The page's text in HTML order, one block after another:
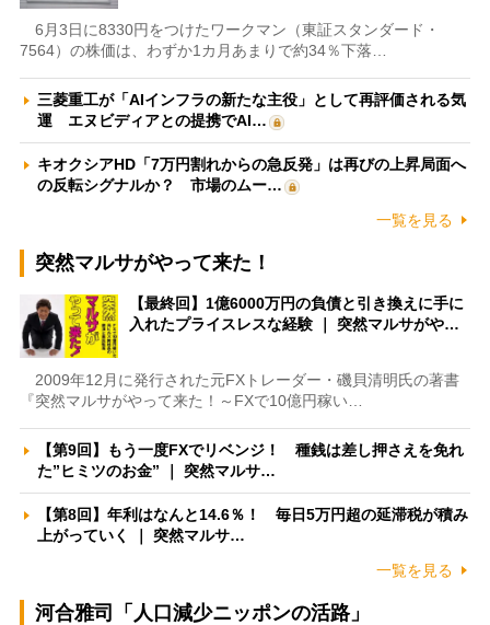
6月3日に8330円をつけたワークマン（東証スタンダード・
7564）の株価は、わずか1カ月あまりで約34％下落…
三菱重工が「AIインフラの新たな主役」として再評価される気
運 エヌビディアとの提携でAI…
キオクシアHD「7万円割れからの急反発」は再びの上昇局面へ
の反転シグナルか？ 市場のムー…
一覧を見る
突然マルサがやって来た！
【最終回】1億6000万円の負債と引き換えに手に
入れたプライスレスな経験 ｜ 突然マルサがや…
2009年12月に発行された元FXトレーダー・磯貝清明氏の著書
『突然マルサがやって来た！～FXで10億円稼い…
【第9回】もう一度FXでリベンジ！ 種銭は差し押さえを免れ
た”ヒミツのお金” ｜ 突然マルサ…
【第8回】年利はなんと14.6％！ 毎日5万円超の延滞税が積み
上がっていく ｜ 突然マルサ…
一覧を見る
河合雅司「人口減少ニッポンの活路」